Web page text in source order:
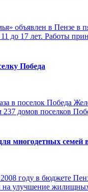
объявлен в Пензе в
11 до 17 лет. Работы
Победа
в поселок Победа
237 домов поселков
многодетных семей
году в бюджете
улучшение